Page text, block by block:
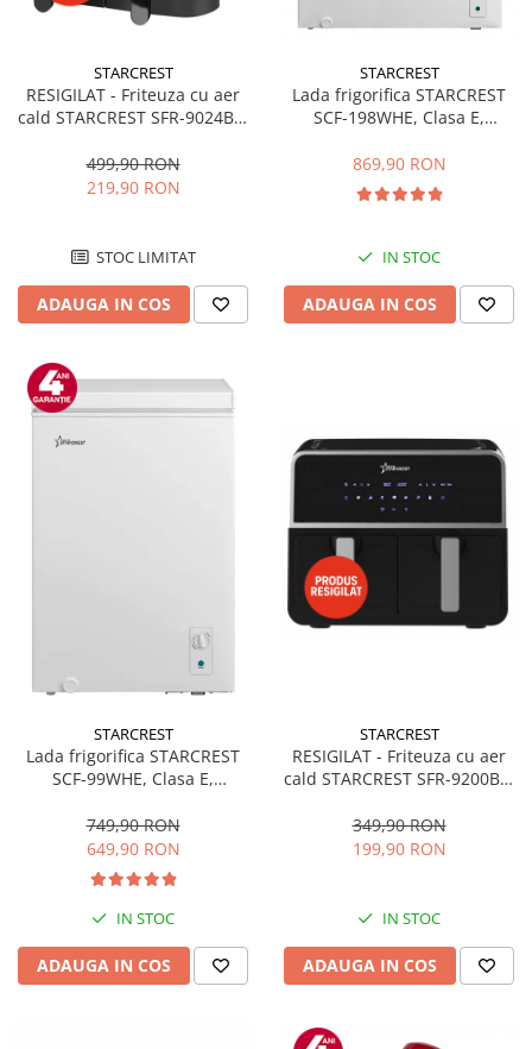
STARCREST
RESIGILAT - Friteuza cu aer
cald STARCREST SFR-9024BK,
Termostat 80 - 200 °C, 12
programe, Negru
499,90 RON
219,90 RON
STOC LIMITAT
ADAUGA IN COS
STARCREST
Lada frigorifica STARCREST
SCF-198WHE, Clasa E,
convertibil - functie frigider,
Termostat reglabil, Alb
869,90 RON
IN STOC
ADAUGA IN COS
STARCREST
Lada frigorifica STARCREST
SCF-99WHE, Clasa E,
convertibil - functie frigider,
Termostat reglabil, Alb
749,90 RON
649,90 RON
IN STOC
ADAUGA IN COS
STARCREST
RESIGILAT - Friteuza cu aer
cald STARCREST SFR-9200BK,
Termostat 80 - 200 °C, 8
programe predefinite, Negru
349,90 RON
199,90 RON
IN STOC
ADAUGA IN COS